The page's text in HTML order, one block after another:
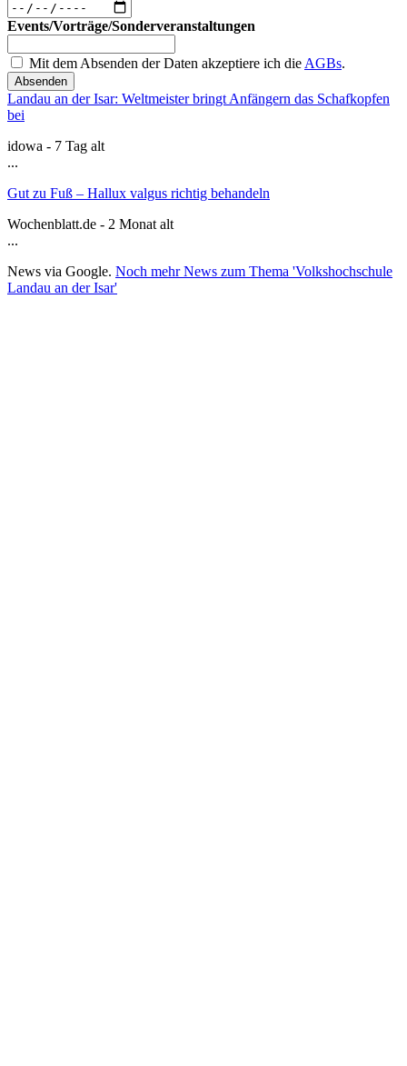
Events/Vorträge/Sonderveranstaltungen
Mit dem Absenden der Daten akzeptiere ich die AGBs.
Absenden
Landau an der Isar: Weltmeister bringt Anfängern das Schafkopfen
bei
idowa - 7 Tag alt
...
Gut zu Fuß – Hallux valgus richtig behandeln
Wochenblatt.de - 2 Monat alt
...
News via Google. Noch mehr News zum Thema 'Volkshochschule
Landau an der Isar'